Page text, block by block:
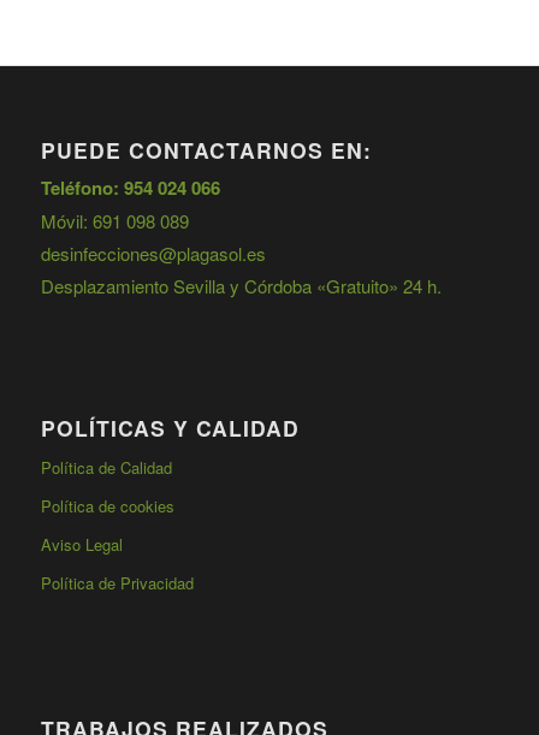
PUEDE CONTACTARNOS EN:
Teléfono: 954 024 066
Móvil: 691 098 089
desinfecciones@plagasol.es
Desplazamiento Sevilla y Córdoba «Gratuito» 24 h.
POLÍTICAS Y CALIDAD
Política de Calidad
Política de cookies
Aviso Legal
Política de Privacidad
TRABAJOS REALIZADOS